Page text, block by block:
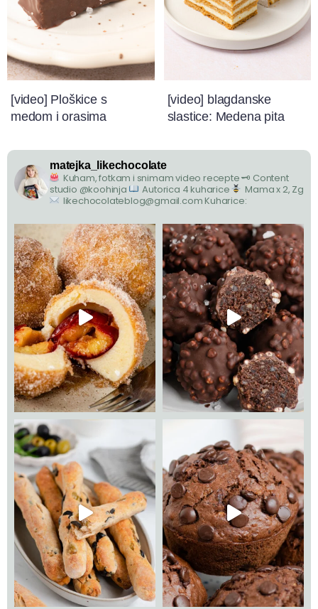
[video] Ploškice s
medom i orasima
[video] blagdanske
slastice: Medena pita
matejka_likechocolate
Kuham, fotkam i snimam video recepte🗝 Content
studio @koohinja
Autorica 4 kuharice
Mama x 2, Zg
likechocolateblog@gmail.com Kuharice: